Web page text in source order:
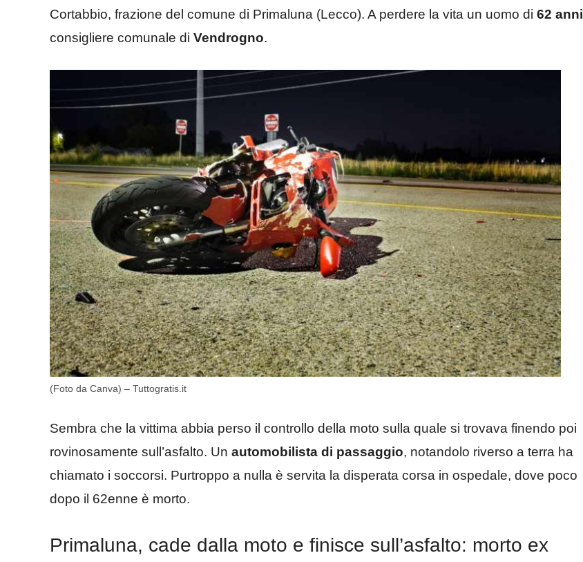
Cortabbio, frazione del comune di Primaluna (Lecco). A perdere la vita un uomo di 62 anni
consigliere comunale di Vendrogno.
(Foto da Canva) – Tuttogratis.it
Sembra che la vittima abbia perso il controllo della moto sulla quale si trovava finendo poi
rovinosamente sull’asfalto. Un automobilista di passaggio, notandolo riverso a terra ha
chiamato i soccorsi. Purtroppo a nulla è servita la disperata corsa in ospedale, dove poco
dopo il 62enne è morto.
Primaluna, cade dalla moto e finisce sull’asfalto: morto ex